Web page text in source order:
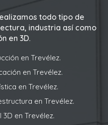
todo tipo de
industria así como
en 3D.
en Trevélez.
en Trevélez.
en Trevélez.
en Trevélez.
en Trevélez.